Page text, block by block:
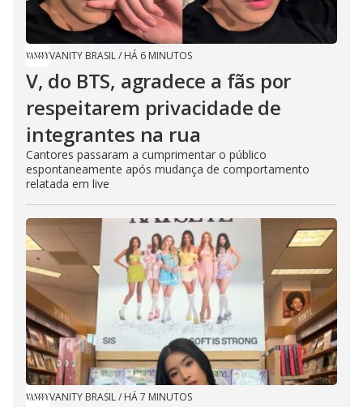
VANITY BRASIL/ HÁ 6 MINUTOS
V, do BTS, agradece a fãs por
respeitarem privacidade de
integrantes na rua
Cantores passaram a cumprimentar o público
espontaneamente após mudança de comportamento
relatada em live
VANITY BRASIL/ HÁ 7 MINUTOS